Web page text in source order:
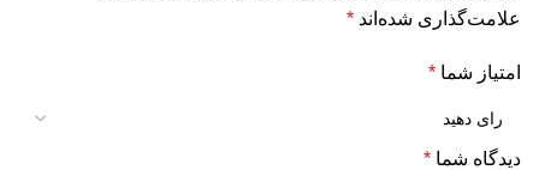
علامت‌گذاری شده‌اند *
امتیاز شما *
دیدگاه شما *